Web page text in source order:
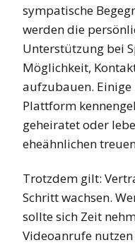
sympatische
werden die
Unterstützung bei
Möglichkeit,
aufzubauen.
Plattform
geheiratet oder
eheähnlichen
Trotzdem gilt:
Schritt wachsen.
sollte sich Zeit
Videoanrufe